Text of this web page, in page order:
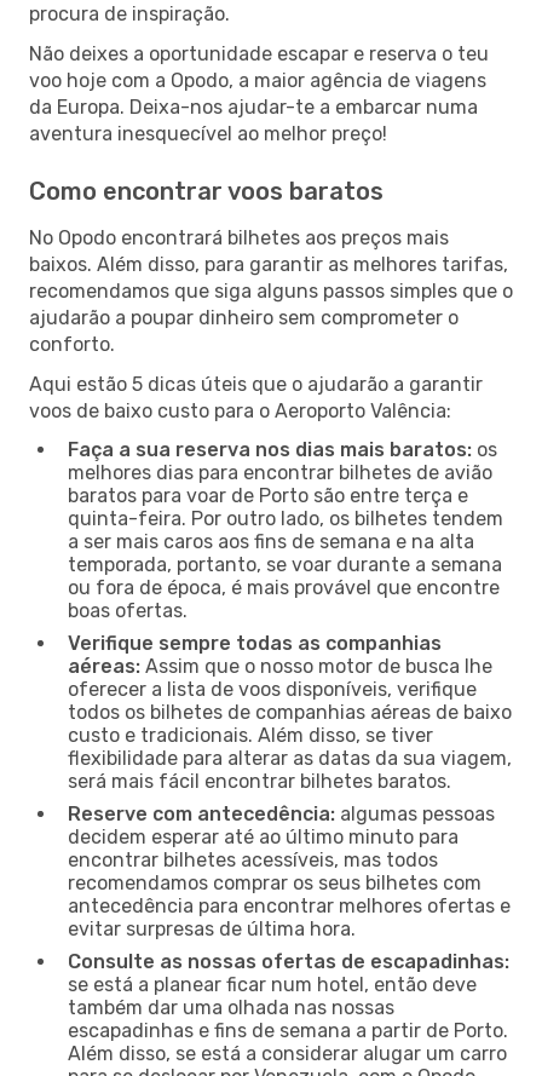
procura de inspiração.
Não deixes a oportunidade escapar e reserva o teu
voo hoje com a Opodo, a maior agência de viagens
da Europa. Deixa-nos ajudar-te a embarcar numa
aventura inesquecível ao melhor preço!
Como encontrar voos baratos
No Opodo encontrará bilhetes aos preços mais
baixos. Além disso, para garantir as melhores tarifas,
recomendamos que siga alguns passos simples que o
ajudarão a poupar dinheiro sem comprometer o
conforto.
Aqui estão 5 dicas úteis que o ajudarão a garantir
voos de baixo custo para o Aeroporto Valência:
Faça a sua reserva nos dias mais baratos: os
melhores dias para encontrar bilhetes de avião
baratos para voar de Porto são entre terça e
quinta-feira. Por outro lado, os bilhetes tendem
a ser mais caros aos fins de semana e na alta
temporada, portanto, se voar durante a semana
ou fora de época, é mais provável que encontre
boas ofertas.
Verifique sempre todas as companhias
aéreas: Assim que o nosso motor de busca lhe
oferecer a lista de voos disponíveis, verifique
todos os bilhetes de companhias aéreas de baixo
custo e tradicionais. Além disso, se tiver
flexibilidade para alterar as datas da sua viagem,
será mais fácil encontrar bilhetes baratos.
Reserve com antecedência: algumas pessoas
decidem esperar até ao último minuto para
encontrar bilhetes acessíveis, mas todos
recomendamos comprar os seus bilhetes com
antecedência para encontrar melhores ofertas e
evitar surpresas de última hora.
Consulte as nossas ofertas de escapadinhas:
se está a planear ficar num hotel, então deve
também dar uma olhada nas nossas
escapadinhas e fins de semana a partir de Porto.
Além disso, se está a considerar alugar um carro